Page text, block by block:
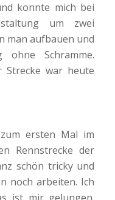
konnte mich bei
um zwei
man aufbauen und
Schramme.
Strecke war heute
ersten Mal im
Rennstrecke der
schön tricky und
noch arbeiten. Ich